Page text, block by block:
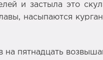
и застыла это
насыпаются
пятнадцать